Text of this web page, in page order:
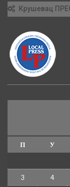
Крушевац
П У
3 4